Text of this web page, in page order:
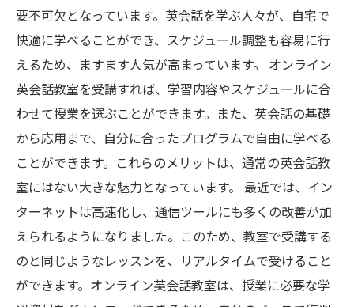
要不可欠となっています。英会話を学ぶ人々が、自宅で
快適に学べることができ、スケジュール調整も容易に行
えるため、ますます人気が高まっています。 オンライン
英会話教室を受講すれば、学習内容やスケジュールに合
わせて授業を選ぶことができます。また、英会話の基礎
から応用まで、自分に合ったプログラムで自由に学べる
ことができます。これらのメリットは、通常の英会話教
室にはない大きな魅力となっています。 最近では、イン
ターネットは高速化し、通信ツールにも多くの改善が加
えられるようになりました。このため、教室で受講する
のと同じようなレッスンを、リアルタイムで受けること
ができます。オンライン英会話教室は、授業に必要な学